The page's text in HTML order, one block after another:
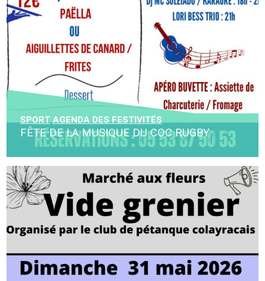
SPORT AGENDA DES FESTIVITÉS
FÊTE DE LA MUSIQUE DU COC RUGBY